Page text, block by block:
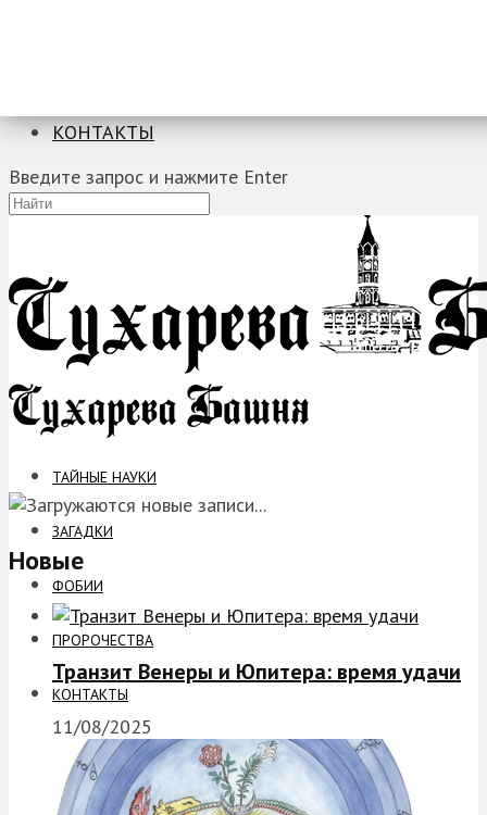
КОНТАКТЫ
Введите запрос и нажмите Enter
ТАЙНЫЕ НАУКИ
ЗАГАДКИ
ФОБИИ
ПРОРОЧЕСТВА
КОНТАКТЫ
Новые
Транзит Венеры и Юпитера: время удачи
11/08/2025